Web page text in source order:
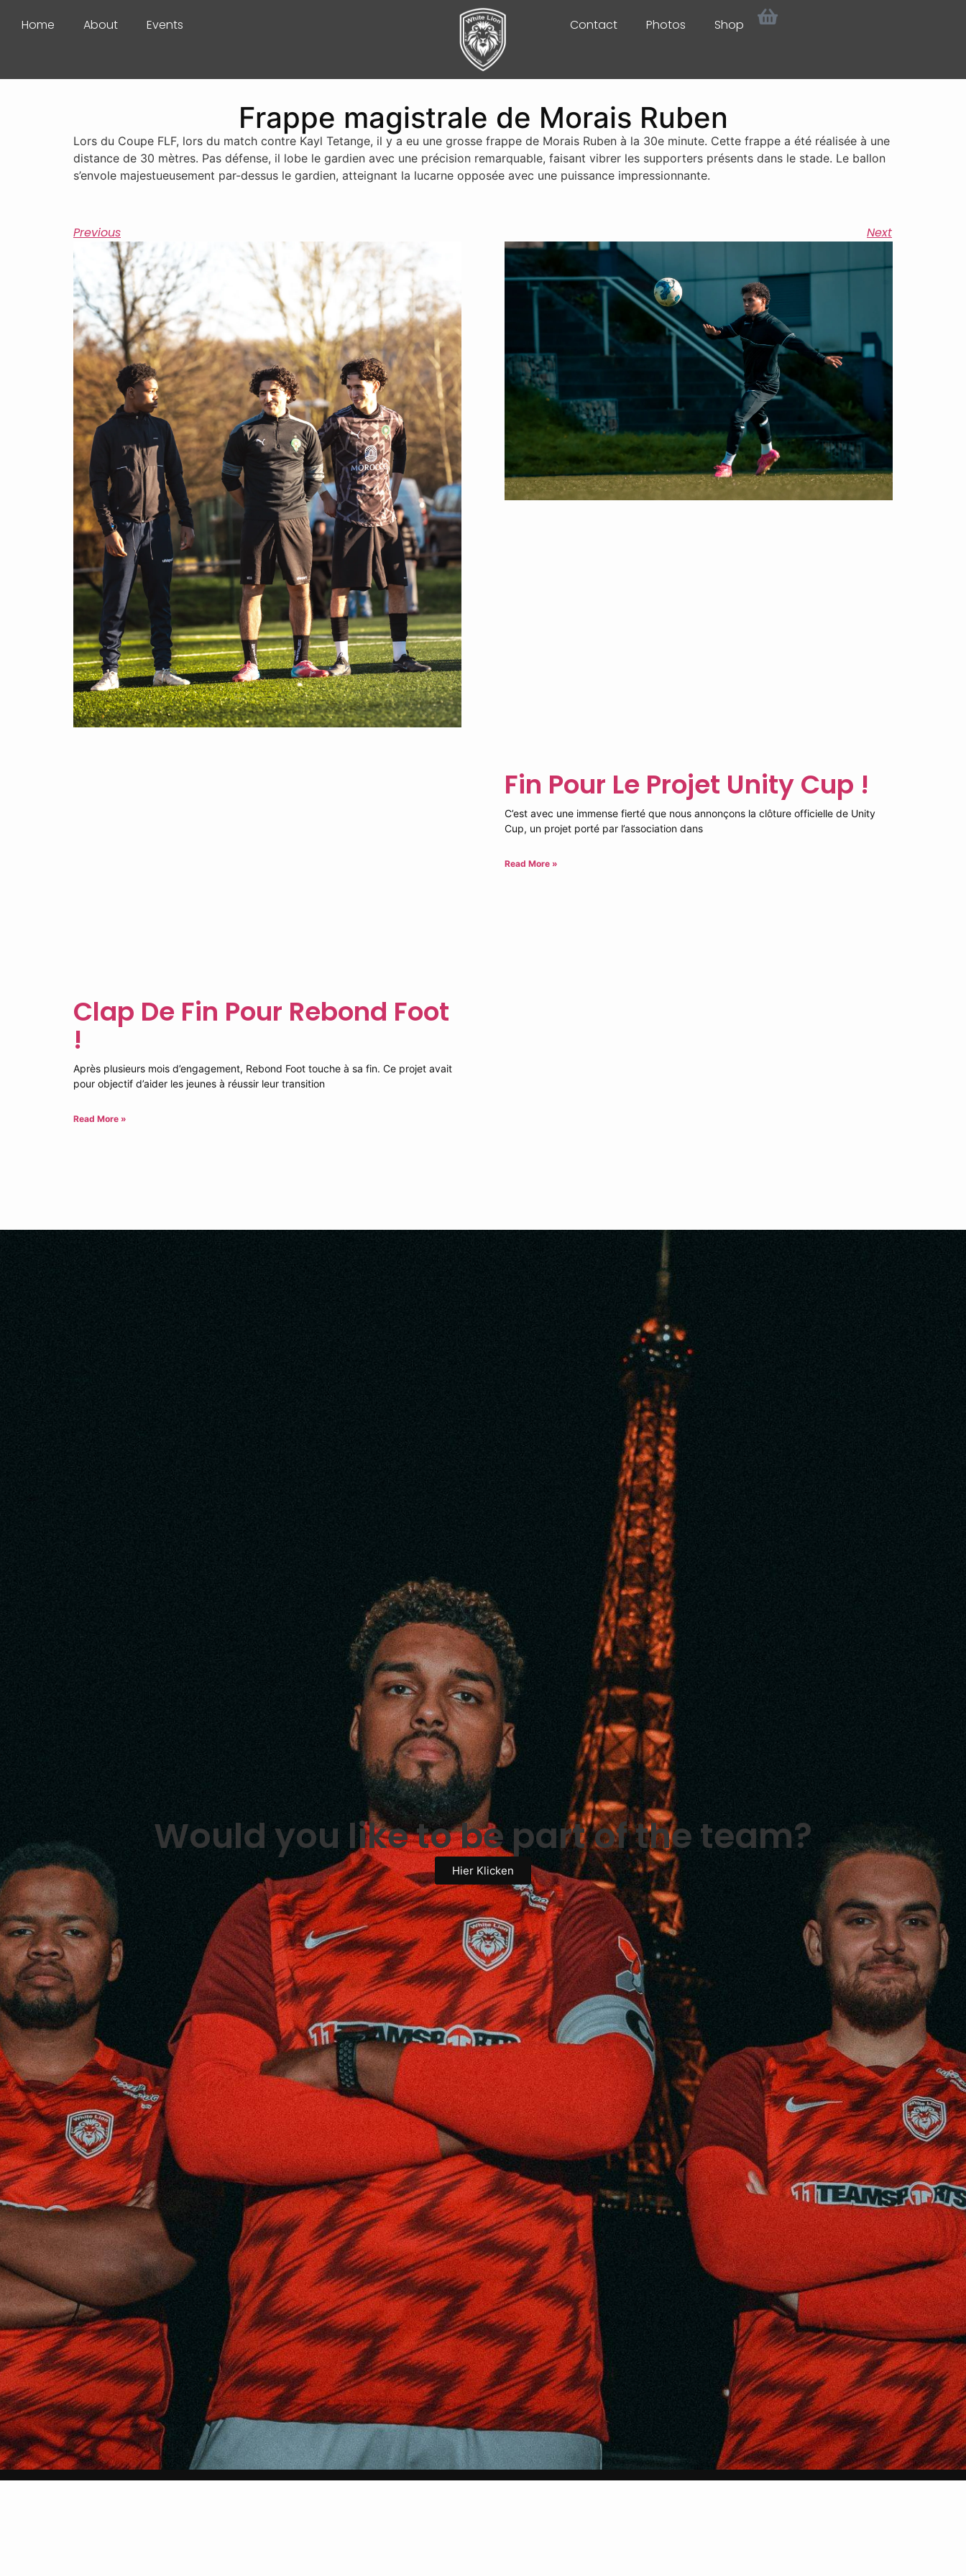
Home About Events Contact Photos Shop
Frappe magistrale de Morais Ruben
Lors du Coupe FLF, lors du match contre Kayl Tetange, il y a eu une grosse frappe de Morais Ruben à la 30e minute. Cette frappe a été réalisée à une
distance de 30 mètres. Pas défense, il lobe le gardien avec une précision remarquable, faisant vibrer les supporters présents dans le stade. Le ballon
s’envole majestueusement par-dessus le gardien, atteignant la lucarne opposée avec une puissance impressionnante.
Previous Next
Clap De Fin Pour Rebond Foot
!
Après plusieurs mois d’engagement, Rebond Foot touche à sa fin. Ce projet avait
pour objectif d’aider les jeunes à réussir leur transition
Read More »
Fin Pour Le Projet Unity Cup !
C’est avec une immense fierté que nous annonçons la clôture officielle de Unity
Cup, un projet porté par l’association dans
Read More »
Would you like to be part of the team?
Hier Klicken